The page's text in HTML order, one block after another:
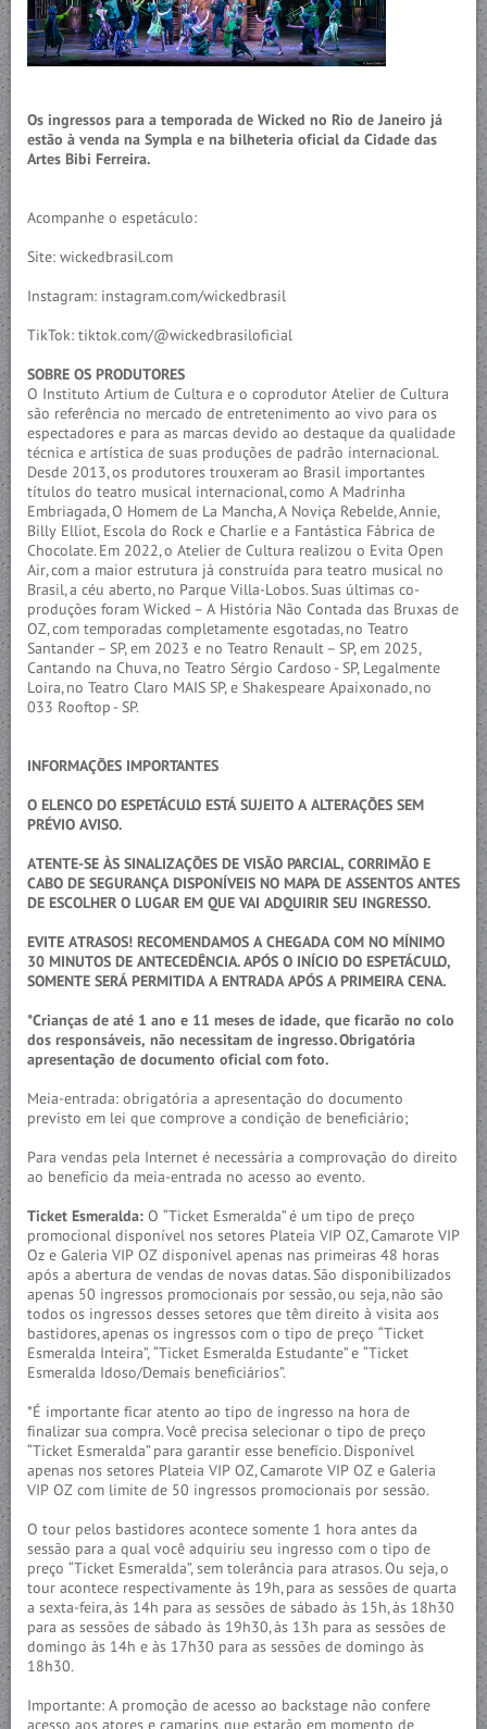
Os ingressos para a temporada de Wicked no Rio de Janeiro já
estão à venda na Sympla e na bilheteria oficial da Cidade das
Artes Bibi Ferreira.
Acompanhe o espetáculo:
Site: wickedbrasil.com
Instagram: instagram.com/wickedbrasil
TikTok: tiktok.com/@wickedbrasiloficial
SOBRE OS PRODUTORES
O Instituto Artium de Cultura e o coprodutor Atelier de Cultura
são referência no mercado de entretenimento ao vivo para os
espectadores e para as marcas devido ao destaque da qualidade
técnica e artística de suas produções de padrão internacional.
Desde 2013, os produtores trouxeram ao Brasil importantes
títulos do teatro musical internacional, como A Madrinha
Embriagada, O Homem de La Mancha, A Noviça Rebelde, Annie,
Billy Elliot, Escola do Rock e Charlie e a Fantástica Fábrica de
Chocolate. Em 2022, o Atelier de Cultura realizou o Evita Open
Air, com a maior estrutura já construída para teatro musical no
Brasil, a céu aberto, no Parque Villa-Lobos. Suas últimas co-
produções foram Wicked – A História Não Contada das Bruxas de
OZ, com temporadas completamente esgotadas, no Teatro
Santander – SP, em 2023 e no Teatro Renault – SP, em 2025,
Cantando na Chuva, no Teatro Sérgio Cardoso - SP, Legalmente
Loira, no Teatro Claro MAIS SP, e Shakespeare Apaixonado, no
033 Rooftop - SP.
INFORMAÇÕES IMPORTANTES
O ELENCO DO ESPETÁCULO ESTÁ SUJEITO A ALTERAÇÕES SEM
PRÉVIO AVISO.
ATENTE-SE ÀS SINALIZAÇÕES DE VISÃO PARCIAL, CORRIMÃO E
CABO DE SEGURANÇA DISPONÍVEIS NO MAPA DE ASSENTOS ANTES
DE ESCOLHER O LUGAR EM QUE VAI ADQUIRIR SEU INGRESSO.
EVITE ATRASOS! RECOMENDAMOS A CHEGADA COM NO MÍNIMO
30 MINUTOS DE ANTECEDÊNCIA. APÓS O INÍCIO DO ESPETÁCULO,
SOMENTE SERÁ PERMITIDA A ENTRADA APÓS A PRIMEIRA CENA.
*Crianças de até 1 ano e 11 meses de idade, que ficarão no colo
dos responsáveis, não necessitam de ingresso. Obrigatória
apresentação de documento oficial com foto.
Meia-entrada: obrigatória a apresentação do documento
previsto em lei que comprove a condição de beneficiário;
Para vendas pela Internet é necessária a comprovação do direito
ao benefício da meia-entrada no acesso ao evento.
Ticket Esmeralda: O “Ticket Esmeralda” é um tipo de preço
promocional disponível nos setores Plateia VIP OZ, Camarote VIP
Oz e Galeria VIP OZ disponível apenas nas primeiras 48 horas
após a abertura de vendas de novas datas. São disponibilizados
apenas 50 ingressos promocionais por sessão, ou seja, não são
todos os ingressos desses setores que têm direito à visita aos
bastidores, apenas os ingressos com o tipo de preço “Ticket
Esmeralda Inteira”, “Ticket Esmeralda Estudante” e “Ticket
Esmeralda Idoso/Demais beneficiários”.
*É importante ficar atento ao tipo de ingresso na hora de
finalizar sua compra. Você precisa selecionar o tipo de preço
“Ticket Esmeralda” para garantir esse benefício. Disponível
apenas nos setores Plateia VIP OZ, Camarote VIP OZ e Galeria
VIP OZ com limite de 50 ingressos promocionais por sessão.
O tour pelos bastidores acontece somente 1 hora antes da
sessão para a qual você adquiriu seu ingresso com o tipo de
preço “Ticket Esmeralda”, sem tolerância para atrasos. Ou seja, o
tour acontece respectivamente às 19h, para as sessões de quarta
a sexta-feira, às 14h para as sessões de sábado às 15h, às 18h30
para as sessões de sábado às 19h30, às 13h para as sessões de
domingo às 14h e às 17h30 para as sessões de domingo às
18h30.
Importante: A promoção de acesso ao backstage não confere
acesso aos atores e camarins, que estarão em momento de